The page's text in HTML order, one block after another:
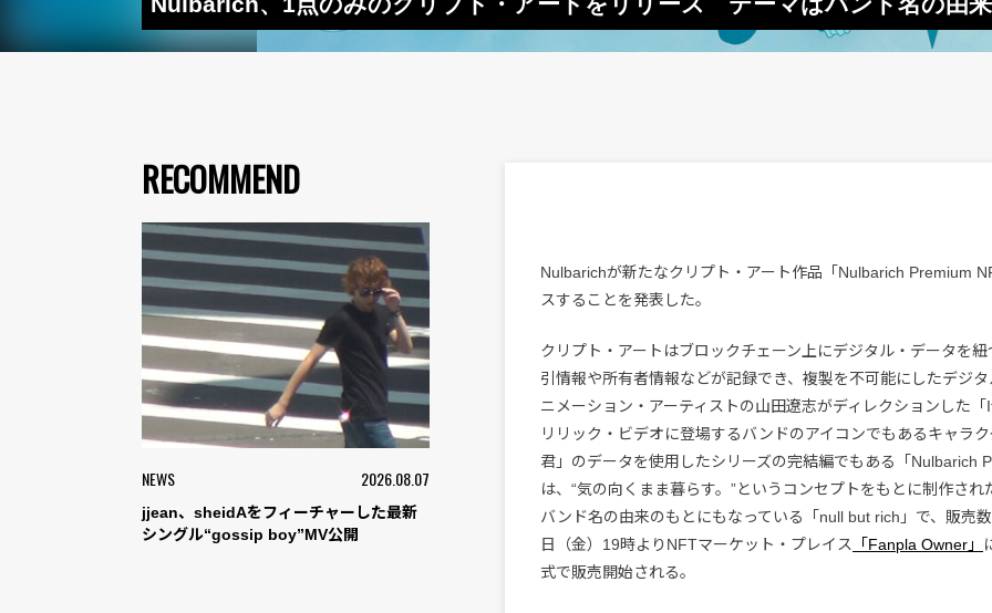
RECOMMEND
NEWS 2026.08.07
jjean、sheidAをフィーチャーした最新
シングル“gossip boy”MV公開
Nulbarichが新たなクリプト・アート作品「Nulbarich Premium
スすることを発表した。
クリプト・アートはブロックチェーン上にデジタル・データを
引情報や所有者情報などが記録でき、複製を不可能にしたデジ
ニメーション・アーティストの山田遼志がディレクションした「
リリック・ビデオに登場するバンドのアイコンでもあるキャラ
君」のデータを使用したシリーズの完結編でもある「Nulbarich
は、“気の向くまま暮らす。”というコンセプトをもとに制作さ
バンド名の由来のもとにもなっている「null but rich」で、販売
日（金）19時よりNFTマーケット・プレイス
「Fanpla Owner」
式で販売開始される。